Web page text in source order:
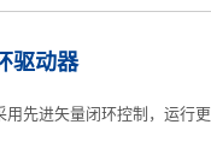
驱动器
用先进矢量闭环控制，运行